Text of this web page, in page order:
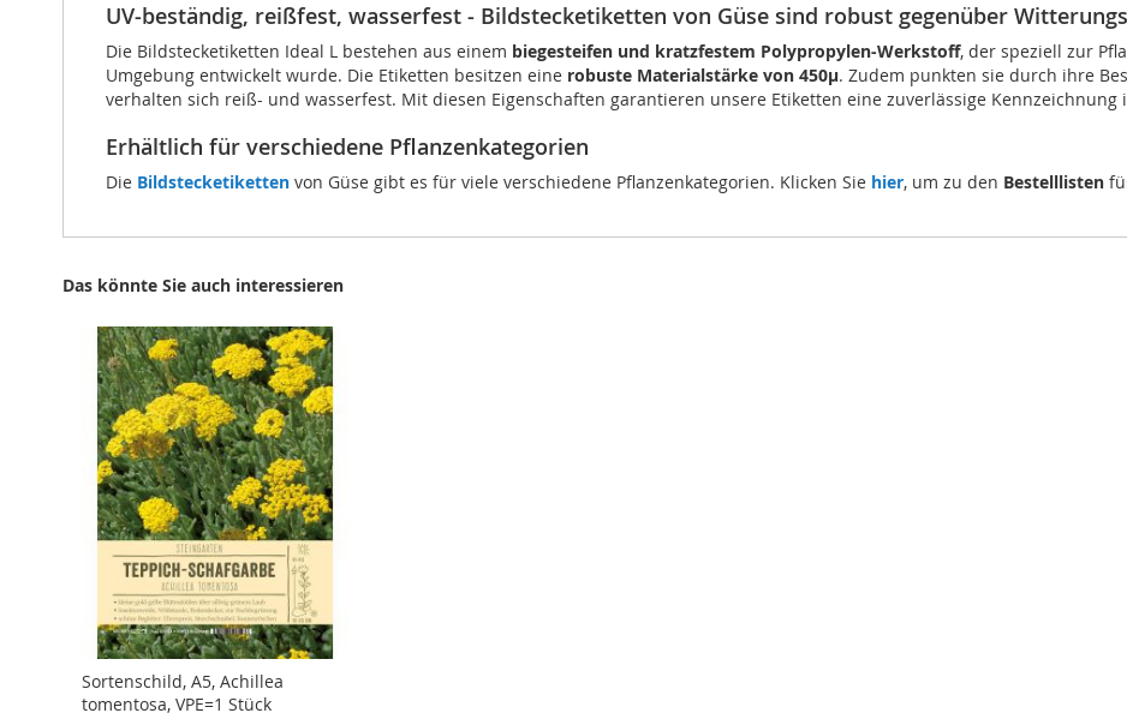
UV-beständig, reißfest, wasserfest - Bildstecketiketten von Güse sind robust gegenüber
Die Bildstecketiketten Ideal L bestehen aus einem biegesteifen und kratzfestem Polypropylen-Werkstoff, der speziell zur
Umgebung entwickelt wurde. Die Etiketten besitzen eine robuste Materialstärke von 450µ. Zudem punkten sie durch ihre
verhalten sich reiß- und wasserfest. Mit diesen Eigenschaften garantieren unsere Etiketten eine zuverlässige Kennzeichnung
Erhältlich für verschiedene Pflanzenkategorien
Die Bildstecketiketten von Güse gibt es für viele verschiedene Pflanzenkategorien. Klicken Sie hier, um zu den Bestelllisten
Das könnte Sie auch interessieren
Sortenschild, A5, Achillea
tomentosa, VPE=1 Stück